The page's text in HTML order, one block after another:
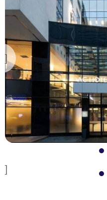
Previous
Previous